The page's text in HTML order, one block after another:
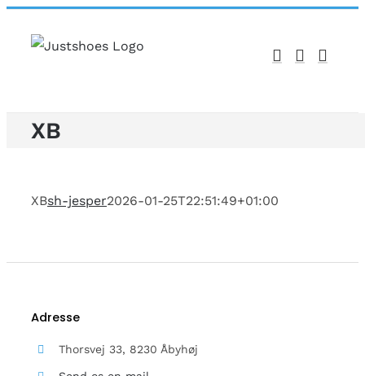
XB
XBsh-jesper2026-01-25T22:51:49+01:00
Adresse
Thorsvej 33, 8230 Åbyhøj